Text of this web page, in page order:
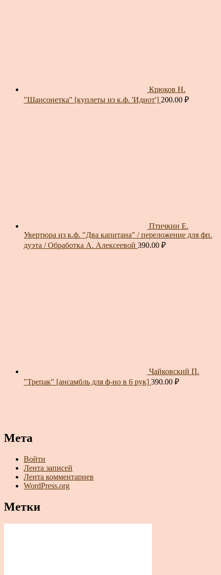
Крюков Н.
"Шансонетка" [куплеты из к.ф. 'Идиот'] 200.00 ₽
Птичкин Е.
Увертюра из к.ф. "Два капитана" / переложение для фп.
дуэта / Обработка А. Алексеевой 390.00 ₽
Чайковский П.
"Трепак" [ансамбль для ф-но в 6 рук] 390.00 ₽
Мета
Войти
Лента записей
Лента комментариев
WordPress.org
Метки